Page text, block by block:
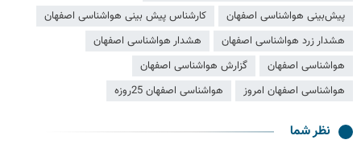
پیش‌بینی هواشناسی اصفهان
کارشناس پیش بینی هواشناسی اصفهان
هشدار زرد هواشناسی اصفهان
هشدار هواشناسی اصفهان
هواشناسی اصفهان
گزارش هواشناسی اصفهان
هواشناسی اصفهان امروز
هواشناسی اصفهان 25روزه
نظر شما